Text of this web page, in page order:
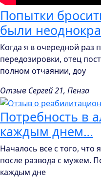
Попытки
были
Когда я в очередной раз
передозировки, отец
полном отчаянии, доу
Отзыв Сергей 21, Пенза
Потребность в
каждым днем…
Началось все с того, что
после развода с мужем.
каждым дне